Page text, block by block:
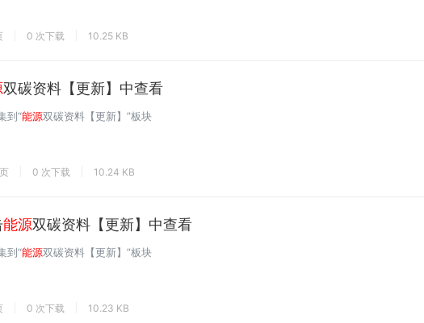
0 次下载 10.25 KB
双碳资料【更新】中查看
到“能源双碳资料【更新】”板块
0 次下载 10.24 KB
能源双碳资料【更新】中查看
到“能源双碳资料【更新】”板块
0 次下载 10.23 KB